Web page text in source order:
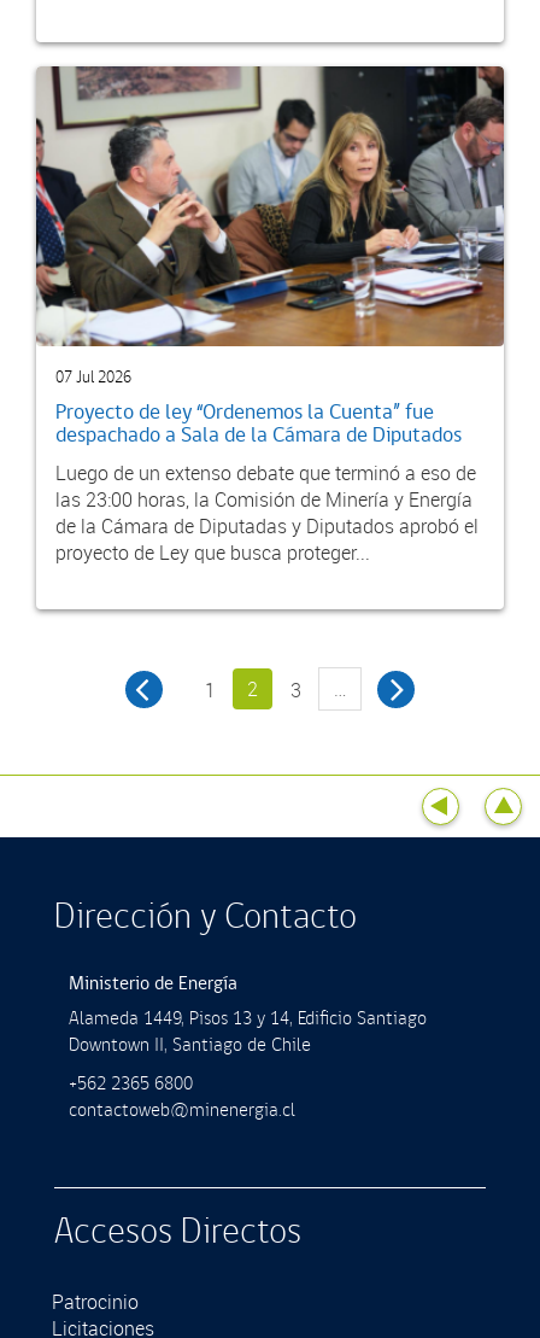
07 Jul 2026
Proyecto de ley “Ordenemos la Cuenta” fue
despachado a Sala de la Cámara de Diputados
Luego de un extenso debate que terminó a eso de
las 23:00 horas, la Comisión de Minería y Energía
de la Cámara de Diputadas y Diputados aprobó el
proyecto de Ley que busca proteger...
1 2 3 …
Dirección y Contacto
Ministerio de Energía
Alameda 1449, Pisos 13 y 14, Ediﬁcio Santiago
Downtown II, Santiago de Chile
+562 2365 6800
contactoweb@minenergia.cl
Accesos Directos
Patrocinio
Licitaciones